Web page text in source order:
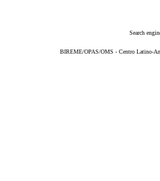
Search
BIREME/OPAS/OMS - Centro Latino-